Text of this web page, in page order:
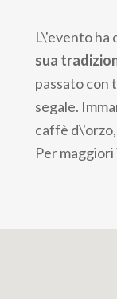
L\'evento ha
sua
passato con
segale.
caffè
Per